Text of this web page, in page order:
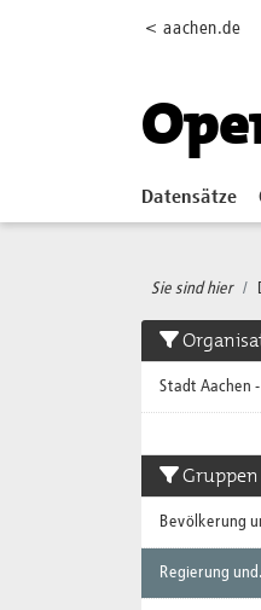
< aachen.de
Datensätze
Sie sind hier
Stadt Aachen -
Gruppen
Bevölkerung
Regierung